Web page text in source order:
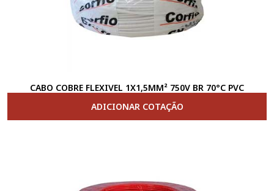
CABO COBRE FLEXIVEL 1X1,5MM² 750V BR 70°C PVC
ADICIONAR COTAÇÃO